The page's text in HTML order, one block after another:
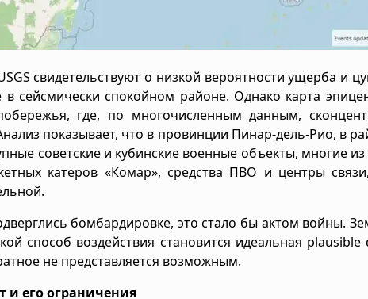
свидетельствуют о низкой вероятности ущерба и
в сейсмически спокойном районе. Однако карта
где, по многочисленным данным,
показывает, что в провинции Пинар-дель-Рио, в
советские и кубинские военные объекты, многие
катеров «Комар», средства ПВО и центры
бомбардировке, это стало бы актом войны.
способ воздействия становится идеальная
не представляется возможным.
и его ограничения